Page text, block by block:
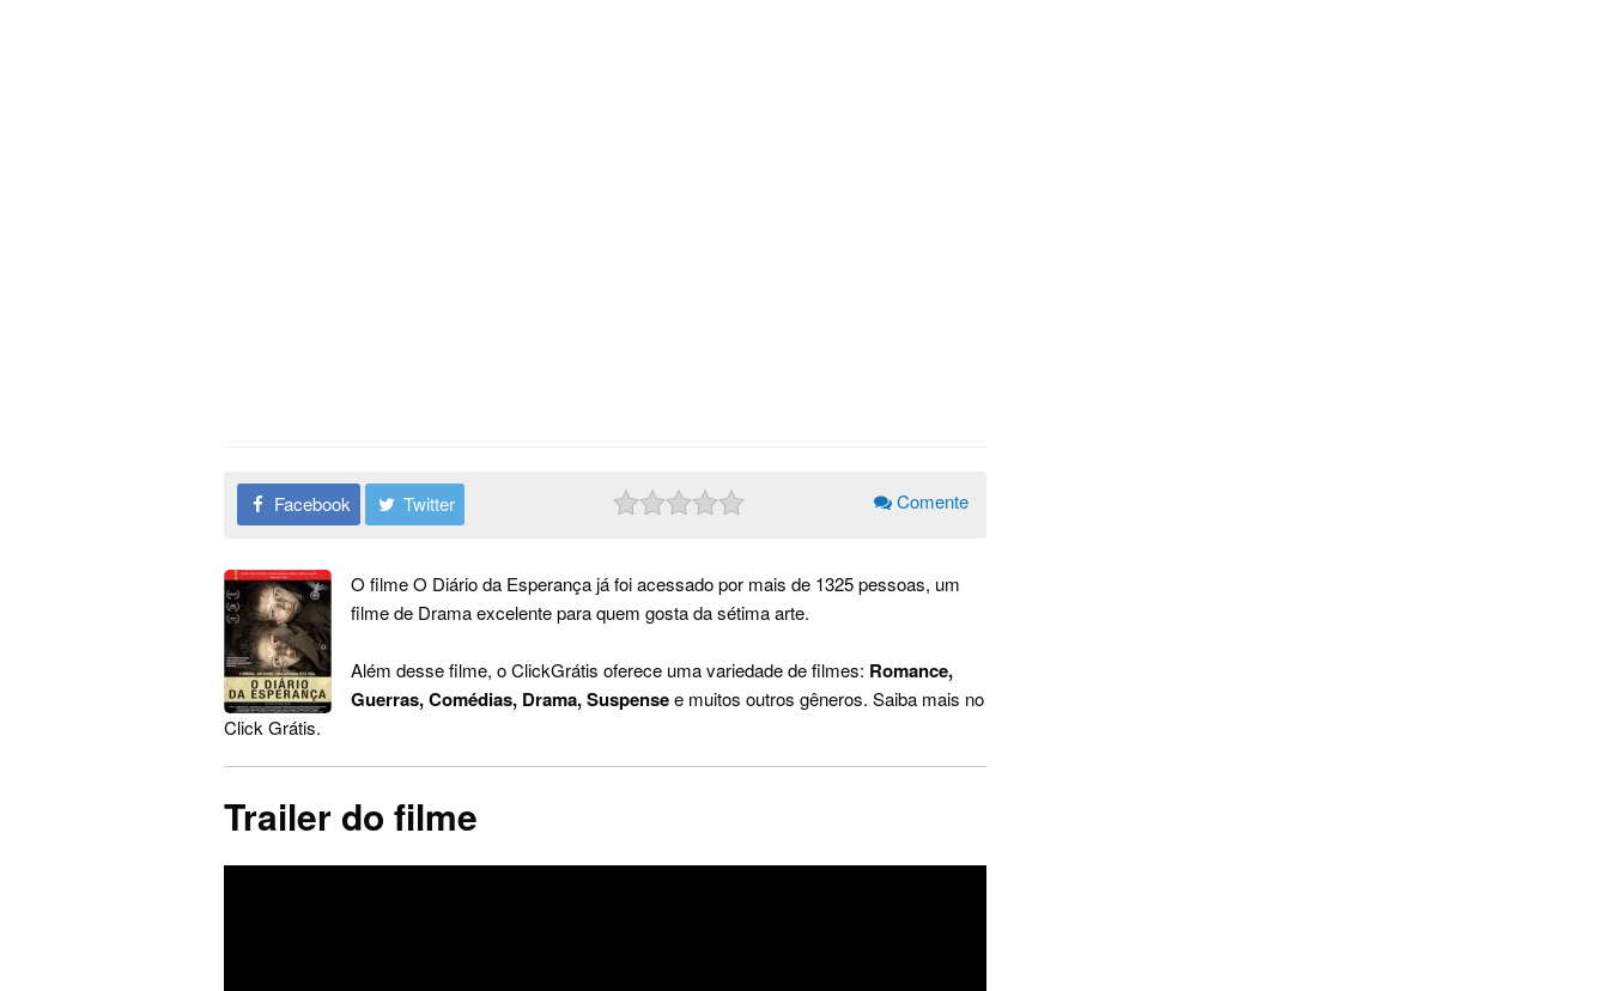
Facebook Twitter Comente
O filme O Diário da Esperança já foi acessado por mais de 1325 pessoas, um
filme de Drama excelente para quem gosta da sétima arte.
Além desse filme, o ClickGrátis oferece uma variedade de filmes: Romance,
Guerras, Comédias, Drama, Suspensee muitos outros gêneros. Saiba mais no
Click Grátis.
Trailer do filme